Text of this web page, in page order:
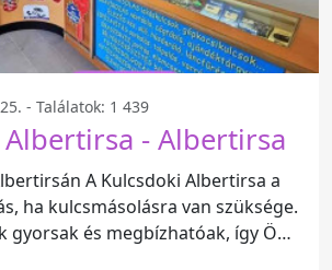
- Találatok: 1 439
- Albertirsa
Albertirsa a
ha kulcsmásolásra van szüksége.
gyorsak és megbízhatóak, így Ön